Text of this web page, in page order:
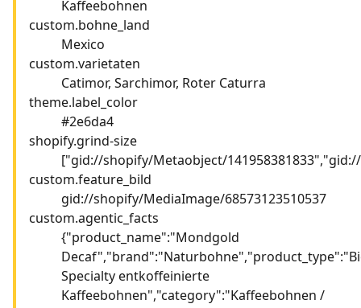
Kaffeebohnen
custom.bohne_land
Mexico
custom.varietaten
Catimor, Sarchimor, Roter Caturra
theme.label_color
#2e6da4
shopify.grind-size
["gid://shopify/Metaobject/
custom.feature_bild
gid://shopify/MediaImage/68573123510537
custom.agentic_facts
{"product_name":"Mondgold
Specialty entkoffeinierte
Kaffeebohnen","category":"Kaffeebohnen /